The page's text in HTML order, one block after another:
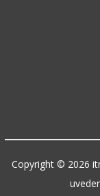
Copyright © 2026